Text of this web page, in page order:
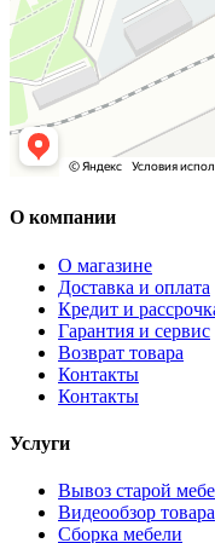
О компании
О магазине
Доставка и оплата
Кредит и
Гарантия и сервис
Возврат товара
Контакты
Контакты
Услуги
Вывоз старой
Видеообзор товара
Сборка мебели